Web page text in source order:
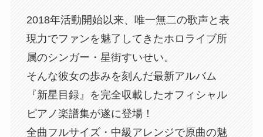
2018年活動開始以来、唯一無二の歌声と表
現力でファンを魅了してきたホロライブ所
属のシンガー・星街すいせい。
そんな彼女の歩みを刻んだ最新アルバム
『新星目録』を完全収載したオフィシャル
ピアノ楽譜集が遂に登場！
全曲フルサイズ・中級アレンジで原曲の魅